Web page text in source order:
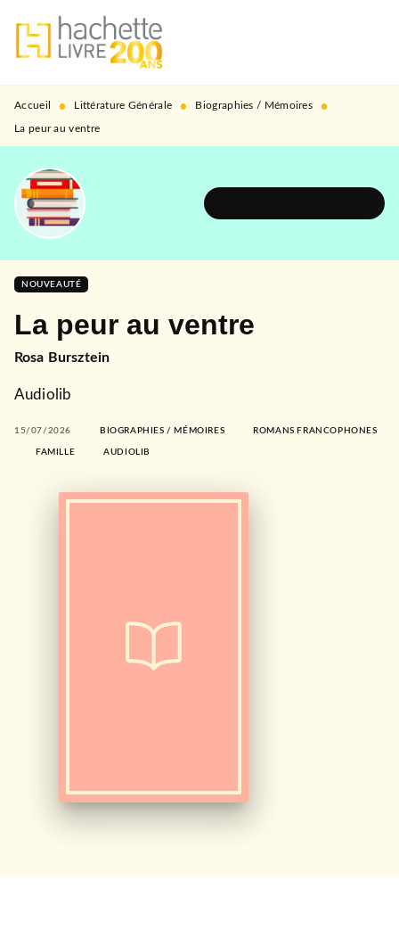
MENU RECHERCHE
PIED DE PAGE
Accueil • Littérature Générale • Biographies / Mémoires •
La peur au ventre
NOUVEAUTÉ
La peur au ventre
Rosa Bursztein
Audiolib
15/07/2026 BIOGRAPHIES / MÉMOIRES ROMANS FRANCOPHONES
FAMILLE AUDIOLIB